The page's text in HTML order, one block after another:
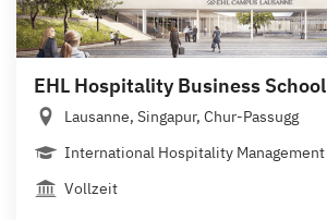
EHL Hospitality Business School
Lausanne, Singapur, Chur-Passugg
International Hospitality Management
Vollzeit